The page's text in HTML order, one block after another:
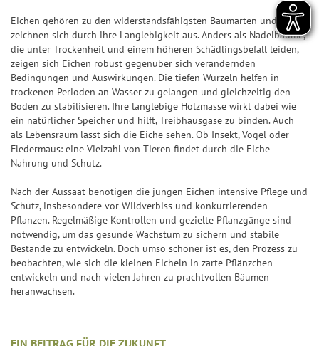
g
e
r-
C
h
a
n
c
e
n
T
r
e
ff
e
r
il
a
n
z
G
6
S
p
i
e
l
p
l
a
n
&
Q
u
o
t
e
n
S
p
i
e
l
p
l
Eichen gehören zu den widerstandsfähigsten Baumarten und
zeichnen sich durch ihre Langlebigkeit aus. Anders als Nadelbäume,
die unter Trockenheit und einem höheren Schädlingsbefall leiden,
zeigen sich Eichen robust gegenüber sich verändernden
Bedingungen und Auswirkungen. Die tiefen Wurzeln helfen in
trockenen Perioden an Wasser zu gelangen und gleichzeitig den
Boden zu stabilisieren. Ihre langlebige Holzmasse wirkt dabei wie
ein natürlicher Speicher und hilft, Treibhausgase zu binden. Auch
als Lebensraum lässt sich die Eiche sehen. Ob Insekt, Vogel oder
Fledermaus: eine Vielzahl von Tieren findet durch die Eiche
Nahrung und Schutz.
Nach der Aussaat benötigen die jungen Eichen intensive Pflege und
Schutz, insbesondere vor Wildverbiss und konkurrierenden
Pflanzen. Regelmäßige Kontrollen und gezielte Pflanzgänge sind
notwendig, um das gesunde Wachstum zu sichern und stabile
Bestände zu entwickeln. Doch umso schöner ist es, den Prozess zu
beobachten, wie sich die kleinen Eicheln in zarte Pflänzchen
entwickeln und nach vielen Jahren zu prachtvollen Bäumen
heranwachsen.